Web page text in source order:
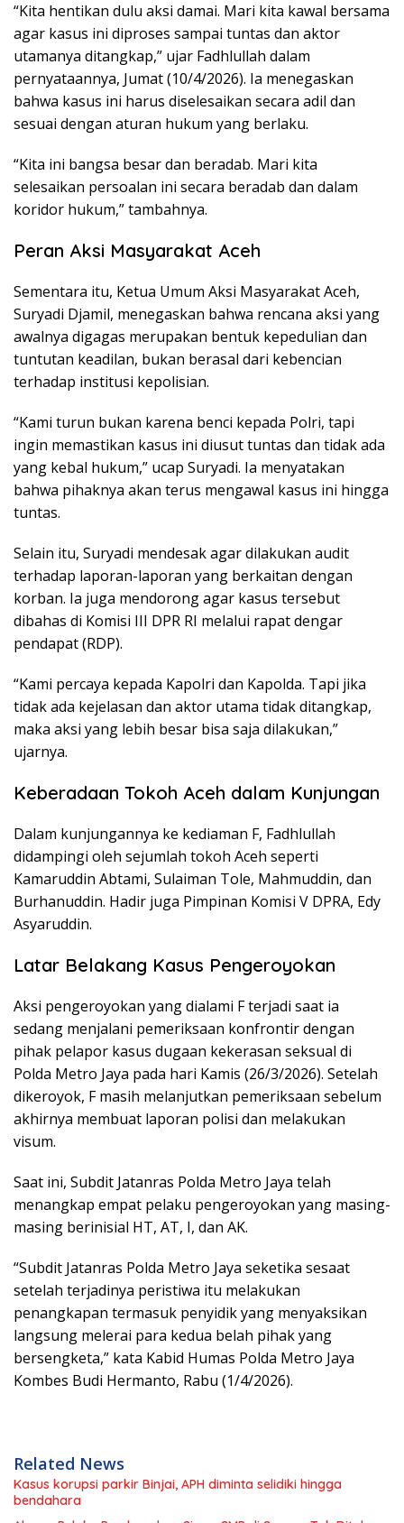
“Kita hentikan dulu aksi damai. Mari kita kawal bersama
agar kasus ini diproses sampai tuntas dan aktor
utamanya ditangkap,” ujar Fadhlullah dalam
pernyataannya, Jumat (10/4/2026). Ia menegaskan
bahwa kasus ini harus diselesaikan secara adil dan
sesuai dengan aturan hukum yang berlaku.
“Kita ini bangsa besar dan beradab. Mari kita
selesaikan persoalan ini secara beradab dan dalam
koridor hukum,” tambahnya.
Peran Aksi Masyarakat Aceh
Sementara itu, Ketua Umum Aksi Masyarakat Aceh,
Suryadi Djamil, menegaskan bahwa rencana aksi yang
awalnya digagas merupakan bentuk kepedulian dan
tuntutan keadilan, bukan berasal dari kebencian
terhadap institusi kepolisian.
“Kami turun bukan karena benci kepada Polri, tapi
ingin memastikan kasus ini diusut tuntas dan tidak ada
yang kebal hukum,” ucap Suryadi. Ia menyatakan
bahwa pihaknya akan terus mengawal kasus ini hingga
tuntas.
Selain itu, Suryadi mendesak agar dilakukan audit
terhadap laporan-laporan yang berkaitan dengan
korban. Ia juga mendorong agar kasus tersebut
dibahas di Komisi III DPR RI melalui rapat dengar
pendapat (RDP).
“Kami percaya kepada Kapolri dan Kapolda. Tapi jika
tidak ada kejelasan dan aktor utama tidak ditangkap,
maka aksi yang lebih besar bisa saja dilakukan,”
ujarnya.
Keberadaan Tokoh Aceh dalam Kunjungan
Dalam kunjungannya ke kediaman F, Fadhlullah
didampingi oleh sejumlah tokoh Aceh seperti
Kamaruddin Abtami, Sulaiman Tole, Mahmuddin, dan
Burhanuddin. Hadir juga Pimpinan Komisi V DPRA, Edy
Asyaruddin.
Latar Belakang Kasus Pengeroyokan
Aksi pengeroyokan yang dialami F terjadi saat ia
sedang menjalani pemeriksaan konfrontir dengan
pihak pelapor kasus dugaan kekerasan seksual di
Polda Metro Jaya pada hari Kamis (26/3/2026). Setelah
dikeroyok, F masih melanjutkan pemeriksaan sebelum
akhirnya membuat laporan polisi dan melakukan
visum.
Saat ini, Subdit Jatanras Polda Metro Jaya telah
menangkap empat pelaku pengeroyokan yang masing-
masing berinisial HT, AT, I, dan AK.
“Subdit Jatanras Polda Metro Jaya seketika sesaat
setelah terjadinya peristiwa itu melakukan
penangkapan termasuk penyidik yang menyaksikan
langsung melerai para kedua belah pihak yang
bersengketa,” kata Kabid Humas Polda Metro Jaya
Kombes Budi Hermanto, Rabu (1/4/2026).
Related News
Kasus korupsi parkir Binjai, APH diminta selidiki hingga
bendahara